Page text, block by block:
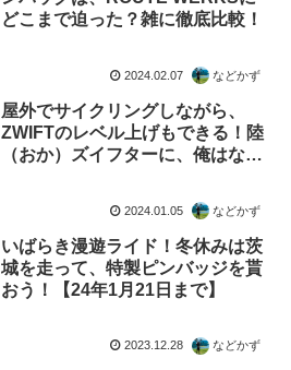
どこまで迫った？雑に徹底比較！
2024.02.07 などかず
屋外でサイクリングしながら、
ZWIFTのレベル上げもできる！陸
（おか）ズイフターに、俺はな
2024.01.05 などかず
いばらき漫遊ライド！冬休みは茨
城を走って、特製ピンバッジを貰
おう！【24年1月21日まで】
2023.12.28 などかず